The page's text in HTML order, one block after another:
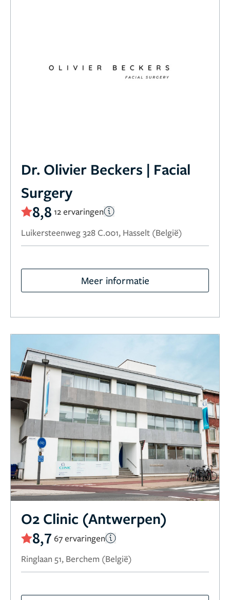
Dr. Olivier Beckers | Facial
Surgery
8,8 12 ervaringen
Luikersteenweg 328 C.001, Hasselt (België)
Meer informatie
O2 Clinic (Antwerpen)
8,7 67 ervaringen
Ringlaan 51, Berchem (België)